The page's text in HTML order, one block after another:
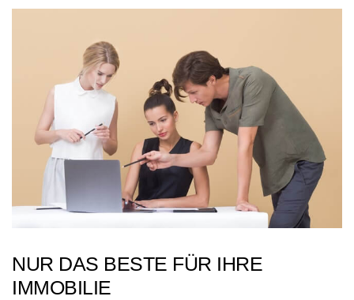
NUR DAS BESTE FÜR IHRE
IMMOBILIE